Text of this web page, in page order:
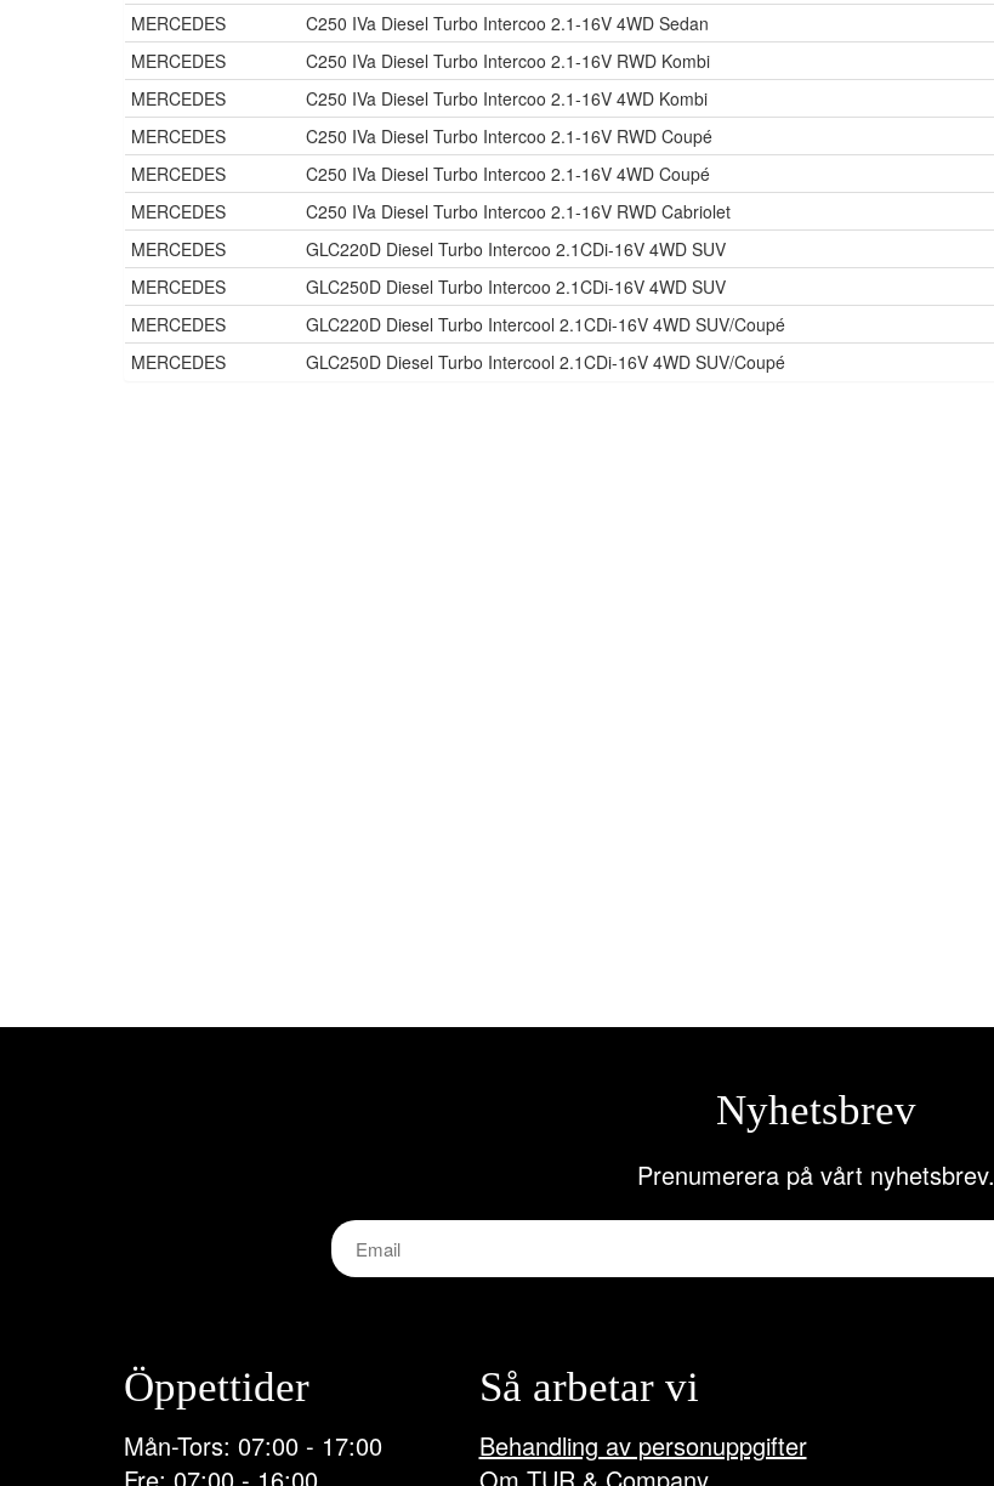
MERCEDES
C250 IVa Diesel Turbo Intercoo 2.1-16V 4WD Sedan
MERCEDES
C250 IVa Diesel Turbo Intercoo 2.1-16V RWD Kombi
MERCEDES
C250 IVa Diesel Turbo Intercoo 2.1-16V 4WD Kombi
MERCEDES
C250 IVa Diesel Turbo Intercoo 2.1-16V RWD Coupé
MERCEDES
C250 IVa Diesel Turbo Intercoo 2.1-16V 4WD Coupé
MERCEDES
C250 IVa Diesel Turbo Intercoo 2.1-16V RWD Cabriolet
MERCEDES
GLC220D Diesel Turbo Intercoo 2.1CDi-16V 4WD SUV
MERCEDES
GLC250D Diesel Turbo Intercoo 2.1CDi-16V 4WD SUV
MERCEDES
GLC220D Diesel Turbo Intercool 2.1CDi-16V 4WD SUV/Coupé
MERCEDES
GLC250D Diesel Turbo Intercool 2.1CDi-16V 4WD SUV/Coupé
Nyhetsbrev
Prenumerera på vårt nyhetsbrev.
Öppettider
Mån-Tors: 07:00 - 17:00
Så arbetar vi
Behandling av personuppgifter